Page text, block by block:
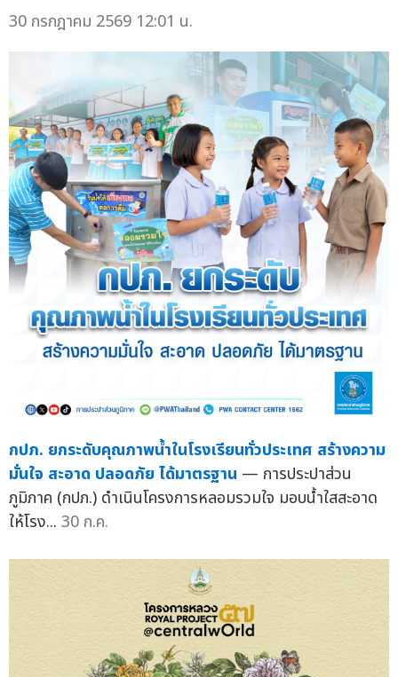
30 กรกฎาคม 2569 12:01 น.
กปภ. ยกระดับคุณภาพน้ำในโรงเรียนทั่วประเทศ สร้างความ
มั่นใจ สะอาด ปลอดภัย ได้มาตรฐาน — การประปาส่วน
ภูมิภาค (กปภ.) ดำเนินโครงการหลอมรวมใจ มอบน้ำใสสะอาด
ให้โรง... 30 ก.ค.